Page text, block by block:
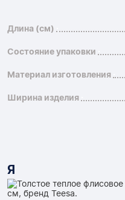
Длина (см)
Состояние упаковки
Материал изготовления
Ширина изделия
Я